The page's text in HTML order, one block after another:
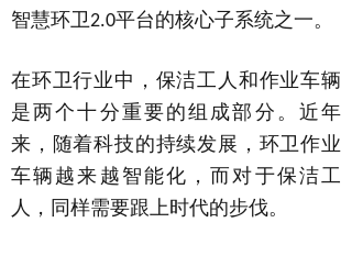
智慧环卫2.0平台的核心子系统之一。
在环卫行业中，保洁工人和作业车辆
是两个十分重要的组成部分。近年
来，随着科技的持续发展，环卫作业
车辆越来越智能化，而对于保洁工
人，同样需要跟上时代的步伐。